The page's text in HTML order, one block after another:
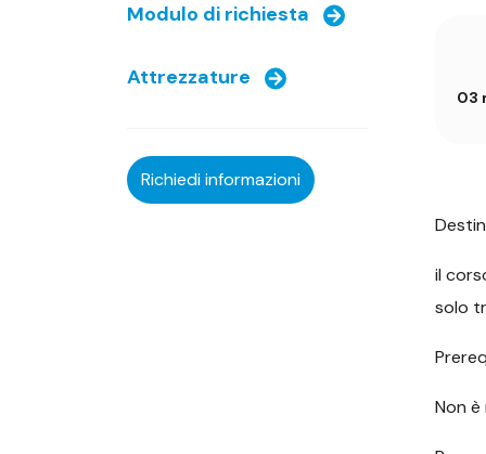
Modulo di richiesta
Attrezzature
Richiedi informazioni
03
il
solo
Non